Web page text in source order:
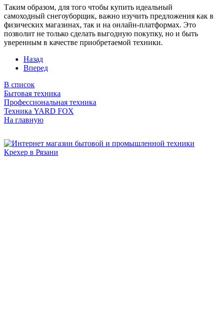
Таким образом, для того чтобы купить идеальный
самоходный снегоуборщик, важно изучить предложения как в
физических магазинах, так и на онлайн-платформах. Это
позволит не только сделать выгодную покупку, но и быть
уверенным в качестве приобретаемой техники.
Назад
Вперед
В список
Бытовая техника
Профессиональная техника
Техника YARD FOX
На главную